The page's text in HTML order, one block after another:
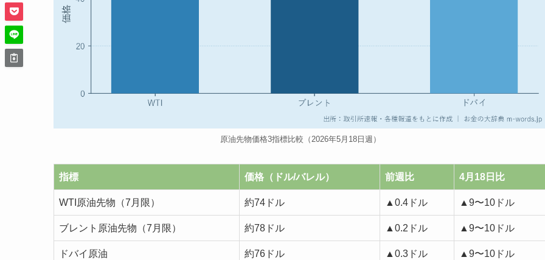
原油先物価格3指標比較（2026年5月18日週）
指標 価格（ドル/バレル） 前週比 4月18日比
WTI原油先物（7月限） 約74ドル ▲0.4ドル ▲9〜10ドル
ブレント原油先物（7月限） 約78ドル ▲0.2ドル ▲9〜10ドル
ドバイ原油 約76ドル ▲0.3ドル ▲9〜10ドル